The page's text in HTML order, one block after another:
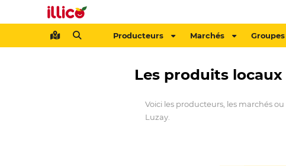
Producteurs Marchés Groupes
Les produits
Voici les producteurs, les marchés
Luzay.